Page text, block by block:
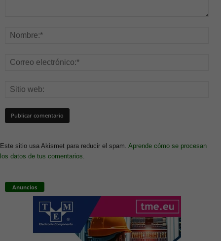
Este sitio usa Akismet para reducir el spam. Aprende cómo se procesan
los datos de tus comentarios.
Anuncios